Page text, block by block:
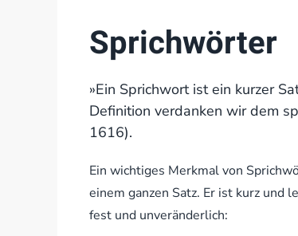
Sprichwörter
»Ein Sprichwort ist ein kurzer
Definition verdanken wir dem
1616).
Ein wichtiges Merkmal von
einem ganzen Satz. Er ist kurz und
fest und unveränderlich: